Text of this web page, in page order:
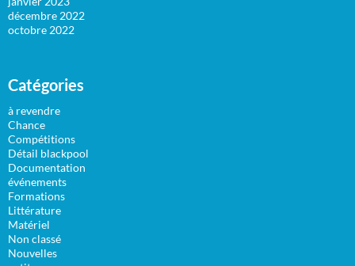
décembre 2022
octobre 2022
Catégories
à revendre
Chance
Compétitions
Détail blackpool
Documentation
événements
Formations
Littérature
Matériel
Non classé
Nouvelles